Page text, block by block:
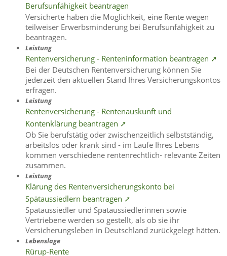
Berufsunfähigkeit beantragen
Versicherte haben die Möglichkeit, eine Rente wegen
teilweiser Erwerbsminderung bei Berufsunfähigkeit zu
beantragen.
Leistung
Rentenversicherung - Renteninformation beantragen ➚
Bei der Deutschen Rentenversicherung können Sie
jederzeit den aktuellen Stand Ihres Versicherungskontos
erfragen.
Leistung
Rentenversicherung - Rentenauskunft und
Kontenklärung beantragen ➚
Ob Sie berufstätig oder zwischenzeitlich selbstständig,
arbeitslos oder krank sind - im Laufe Ihres Lebens
kommen verschiedene rentenrechtlich- relevante Zeiten
zusammen.
Leistung
Klärung des Rentenversicherungskonto bei
Spätaussiedlern beantragen ➚
Spätaussiedler und Spätaussiedlerinnen sowie
Vertriebene werden so gestellt, als ob sie ihr
Versicherungsleben in Deutschland zurückgelegt hätten.
Lebenslage
Rürup-Rente